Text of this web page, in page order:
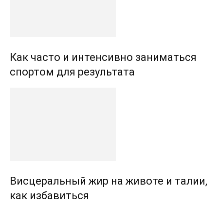
Как часто и интенсивно заниматься
спортом для результата
Висцеральный жир на животе и талии,
как избавиться